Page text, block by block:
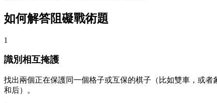
如何解答阻礙戰術題
1
識別相互掩護
找出兩個正在保護同一個格子或互保的棋子（比如雙車，或者
和后）。